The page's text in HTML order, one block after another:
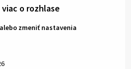
o rozhlase
zmeniť nastavenia